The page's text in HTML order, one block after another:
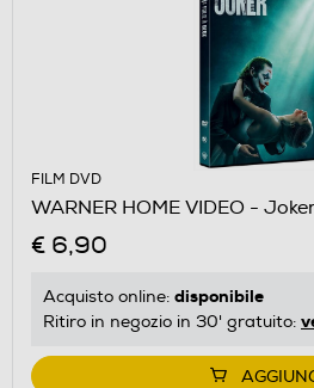
FILM DVD
WARNER HOME VIDEO -
€ 6,90
Acquisto online: disponibile
Ritiro in negozio in 30' gratuito: